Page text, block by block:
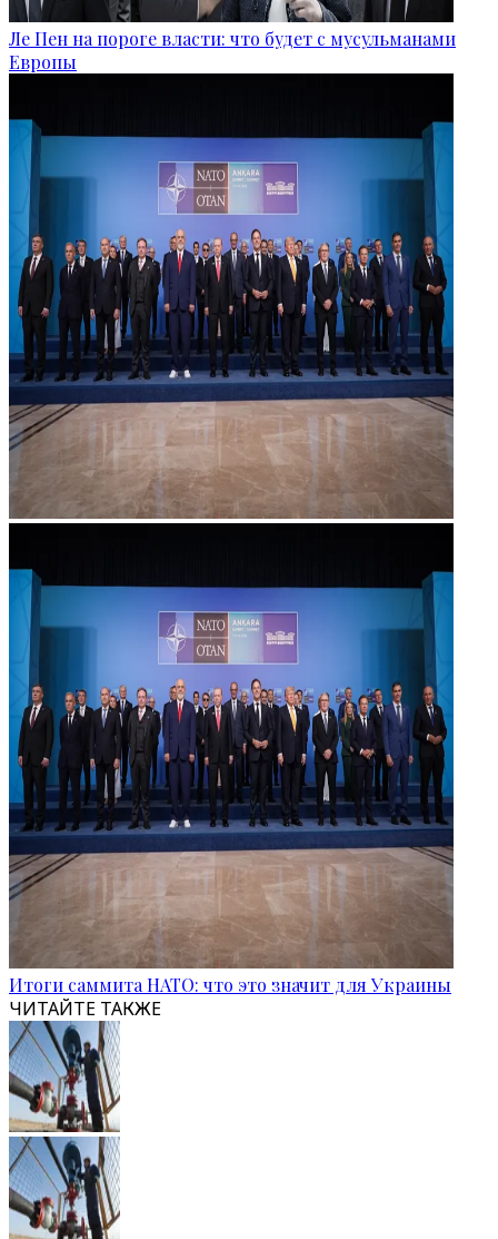
Ле Пен на пороге власти: что будет с мусульманами
Европы
Итоги саммита НАТО: что это значит для Украины
ЧИТАЙТЕ ТАКЖЕ